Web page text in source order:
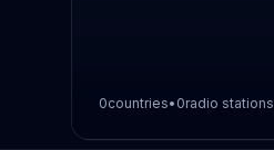
0countries• 0radio stations